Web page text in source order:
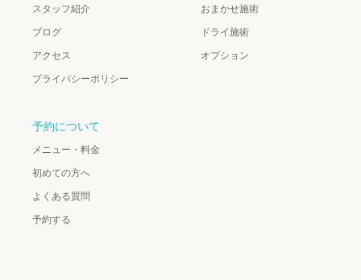
スタッフ紹介
ブログ
アクセス
プライバシーポリシー
おまかせ施術
ドライ施術
オプション
予約について
メニュー・料金
初めての方へ
よくある質問
予約する